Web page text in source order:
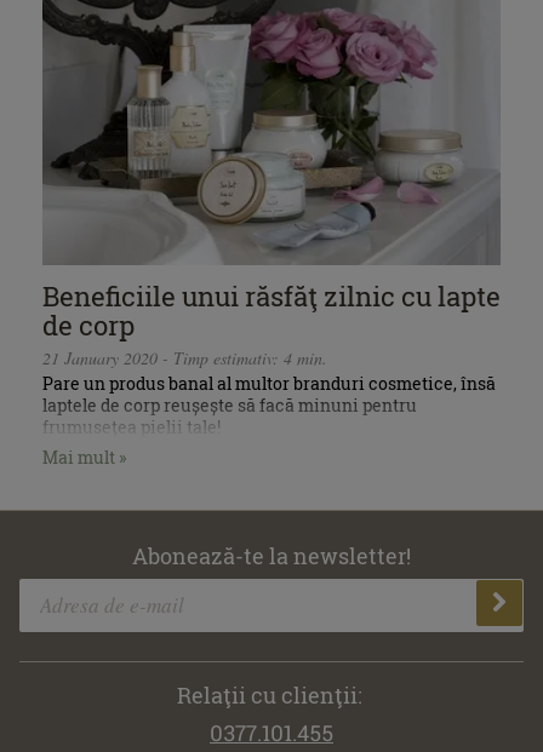
Beneficiile unui răsfăţ zilnic cu lapte
de corp
21 January 2020 - Timp estimativ: 4 min.
Pare un produs banal al multor branduri cosmetice, însă
laptele de corp reușește să facă minuni pentru
frumusețea pielii tale!
Mai mult »
Abonează-te la newsletter!
Relaţii cu clienţii:
0377.101.455